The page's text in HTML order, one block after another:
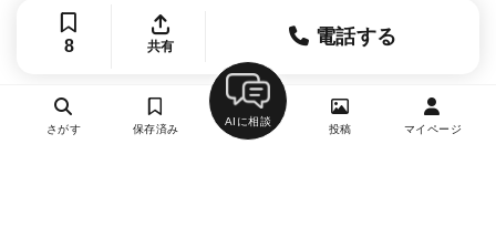
8 共有 電話する
さがす 保存済み
AIに相談
投稿 マイページ